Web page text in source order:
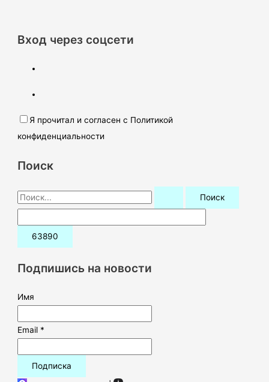
Вход через соцсети
Я прочитал и согласен с Политикой
конфиденциальности
Поиск
П
о
и
:Подпишись на новости
Имя
Email *